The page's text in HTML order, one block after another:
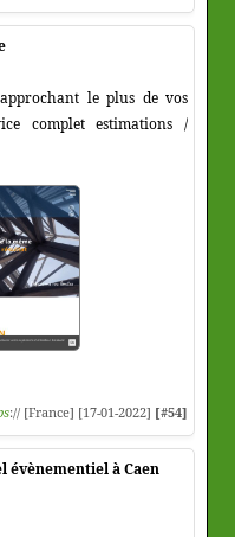
le plus de vos
complet estimations /
:// [France] [17-01-2022] [#54]
évènementiel à Caen